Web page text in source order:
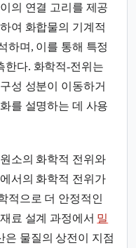
의 연결 고리를 제공
여 화합물의 기계적
하며, 이를 통해 특정
한다. 화학적-전위는
성 성분이 이동하거
를 설명하는 데 사용
소의 화학적 전위와
서의 화학적 전위가
적으로 더 안정적인
료 설계 과정에서 밀
은 물질의 상전이 지점